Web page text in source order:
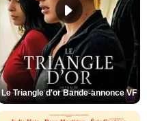
Le Triangle d'or Bande-annonce VF